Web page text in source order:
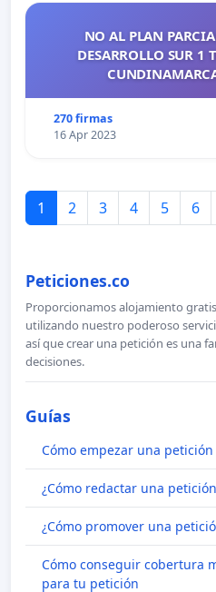
NO AL PLAN
DESARROLLO SUR 1
270 firmas
16 Apr 2023
1 2 3 4 5 6
Peticiones.co
Proporcionamos alojamiento
utilizando nuestro poderoso
así que crear una petición es una
decisiones.
Guías
Cómo empezar una
¿Cómo redactar una
¿Cómo promover una
Cómo conseguir cobertura
para tu petición